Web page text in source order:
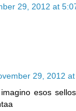
29, 2012 at
29, 2012
esos